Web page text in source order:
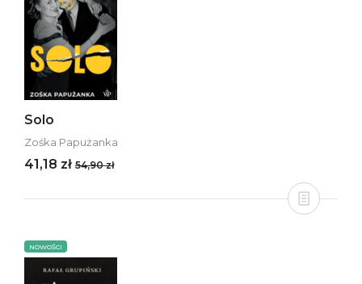
Solo
Zośka Papużanka
41,18 zł 54,90 zł
NOWOŚCI